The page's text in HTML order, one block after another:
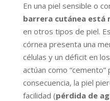
En una piel sensible o
barrera cutánea está
en otros tipos de piel.
córnea presenta una
células y un déficit en
actúan como
consecuencia, la piel
facilidad (pérdida de